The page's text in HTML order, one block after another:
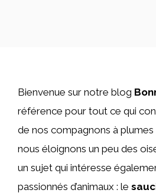
Bienvenue sur notre blog
référence pour tout ce qui
de nos compagnons à plumes
nous éloignons un peu des
un sujet qui intéresse
passionnés d’animaux : le